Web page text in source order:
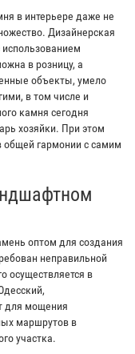
в интерьере даже не
Дизайнерская
в розницу, а
объекты, умело
в том числе и
камня сегодня
хозяйки. При этом
гармонии с самим
оптом для создания
неправильной
осуществляется в
для мощения
маршрутов в
участка.